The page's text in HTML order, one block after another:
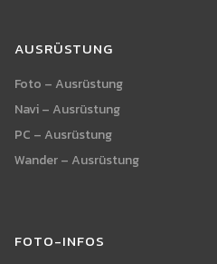
AUSRÜSTUNG
Foto – Ausrüstung
Navi – Ausrüstung
PC – Ausrüstung
Wander – Ausrüstung
FOTO-INFOS